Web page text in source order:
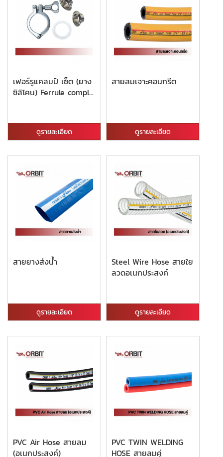
เฟอร์รูแคลมป์ เซ็ต (ยาง
ซิลิโคน) Ferrule compl...
ดูรายละเอียด
สายลมเจาะคอนกรีต
ดูรายละเอียด
สายยางส่งน้ำ
ดูรายละเอียด
Steel Wire Hose สายใย
ลวดอเนกประสงค์
ดูรายละเอียด
PVC Air Hose สายลม
(อเนกประสงค์)
PVC TWIN WELDING
HOSE สายลมคู่